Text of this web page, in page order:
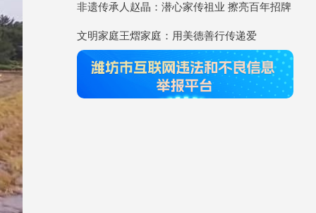
非遗传承人赵晶：潜心家传祖业 擦亮百年招牌
文明家庭王熠家庭：用美德善行传递爱